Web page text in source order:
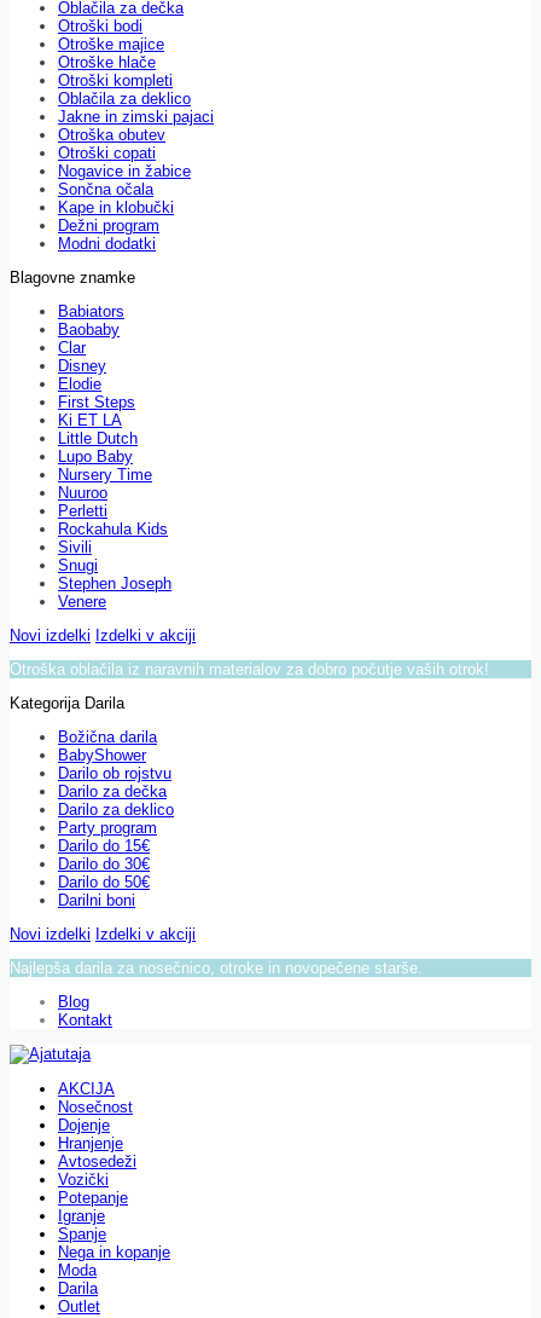
Oblačila za dečka
Otroški bodi
Otroške majice
Otroške hlače
Otroški kompleti
Oblačila za deklico
Jakne in zimski pajaci
Otroška obutev
Otroški copati
Nogavice in žabice
Sončna očala
Kape in klobučki
Dežni program
Modni dodatki
Blagovne znamke
Babiators
Baobaby
Clar
Disney
Elodie
First Steps
Ki ET LA
Little Dutch
Lupo Baby
Nursery Time
Nuuroo
Perletti
Rockahula Kids
Sivili
Snugi
Stephen Joseph
Venere
Novi izdelki Izdelki v akciji
Otroška oblačila iz naravnih materialov za dobro počutje vaših otrok!
Kategorija Darila
Božična darila
BabyShower
Darilo ob rojstvu
Darilo za dečka
Darilo za deklico
Party program
Darilo do 15€
Darilo do 30€
Darilo do 50€
Darilni boni
Novi izdelki Izdelki v akciji
Najlepša darila za nosečnico, otroke in novopečene starše.
Blog
Kontakt
AKCIJA
Nosečnost
Dojenje
Hranjenje
Avtosedeži
Vozički
Potepanje
Igranje
Spanje
Nega in kopanje
Moda
Darila
Outlet